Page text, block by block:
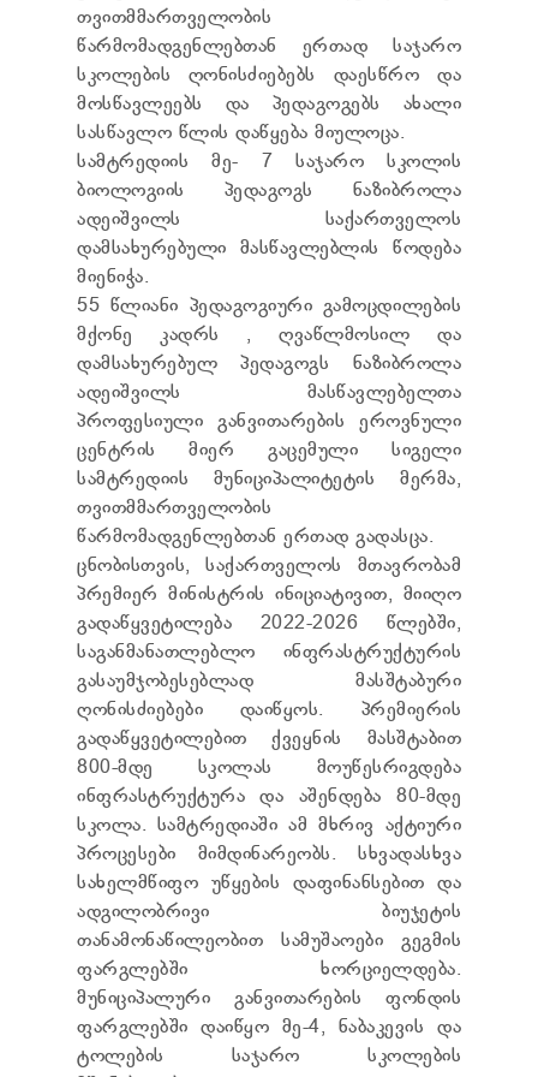
ᲢᲔᲜᲓᲔᲠᲔᲑᲘ
ᲞᲠᲔᲖᲘᲓᲔᲜᲢᲘᲡᲗᲕᲘᲡ ᲓᲐ
ᲞᲐᲠᲚᲐᲛᲔᲜᲢᲘᲡᲗᲕᲘᲡ ᲬᲐᲠᲡᲐᲓᲒᲔᲜᲘ ᲐᲜᲒᲐᲠᲘᲨᲘ
ᲡᲐᲯᲐᲠᲝ ᲘᲜᲤᲝᲠᲛᲐᲪᲘᲘᲡ ᲛᲝᲗᲮᲝᲕᲜᲐ
ᲞᲔᲠᲡᲝᲜᲐᲚᲣᲠ ᲛᲝᲜᲐᲪᲔᲛᲗᲐ ᲓᲐᲪᲕᲘᲡ
ᲝᲤᲘᲪᲔᲠᲘ
ᲡᲐᲛᲐᲠᲗᲚᲔᲑᲠᲘᲕᲘ ᲒᲐᲓᲐᲬᲧᲕᲔᲢᲘᲚᲔᲑᲔᲑᲘ
ᲒᲐᲡᲐᲩᲘᲕᲠᲔᲑᲘᲡ ᲬᲔᲡᲔᲑᲘ
თვითმმართველობის
წარმომადგენლებთან ერთად საჯარო
სკოლების ღონისძიებებს დაესწრო და
მოსწავლეებს და პედაგოგებს ახალი
სასწავლო წლის დაწყება მიულოცა.
სამტრედიის მე- 7 საჯარო სკოლის
ბიოლოგიის პედაგოგს ნაზიბროლა
ადეიშვილს საქართველოს
დამსახურებული მასწავლებლის წოდება
მიენიჭა.
55 წლიანი პედაგოგიური გამოცდილების
მქონე კადრს , ღვაწლმოსილ და
დამსახურებულ პედაგოგს ნაზიბროლა
ადეიშვილს მასწავლებელთა
პროფესიული განვითარების ეროვნული
ცენტრის მიერ გაცემული სიგელი
სამტრედიის მუნიციპალიტეტის მერმა,
თვითმმართველობის
წარმომადგენლებთან ერთად გადასცა.
ცნობისთვის, საქართველოს მთავრობამ
პრემიერ მინისტრის ინიციატივით, მიიღო
გადაწყვეტილება 2022-2026 წლებში,
საგანმანათლებლო ინფრასტრუქტურის
გასაუმჯობესებლად მასშტაბური
ღონისძიებები დაიწყოს. პრემიერის
გადაწყვეტილებით ქვეყნის მასშტაბით
800-მდე სკოლას მოუწესრიგდება
ინფრასტრუქტურა და აშენდება 80-მდე
სკოლა. სამტრედიაში ამ მხრივ აქტიური
პროცესები მიმდინარეობს. სხვადასხვა
სახელმწიფო უწყების დაფინანსებით და
ადგილობრივი ბიუჯეტის
თანამონაწილეობით სამუშაოები გეგმის
ფარგლებში ხორციელდება.
მუნიციპალური განვითარების ფონდის
ფარგლებში დაიწყო მე-4, ნაბაკევის და
ტოლების საჯარო სკოლების